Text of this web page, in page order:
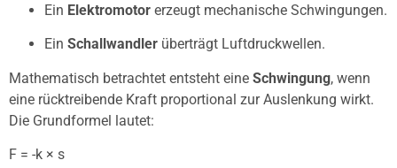
Ein Elektromotor erzeugt mechanische Schwingungen.
Ein Schallwandler überträgt Luftdruckwellen.
Mathematisch betrachtet entsteht eine Schwingung, wenn
eine rücktreibende Kraft proportional zur Auslenkung wirkt.
Die Grundformel lautet:
F = -k × s